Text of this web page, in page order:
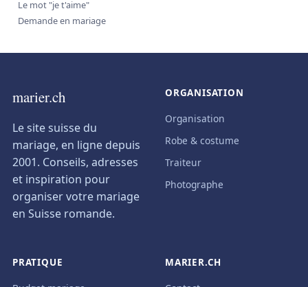
Le mot "je t'aime"
Demande en mariage
marier.ch
Le site suisse du
mariage, en ligne depuis
2001. Conseils, adresses
et inspiration pour
organiser votre mariage
en Suisse romande.
ORGANISATION
Organisation
Robe & costume
Traiteur
Photographe
PRATIQUE MARIER.CH